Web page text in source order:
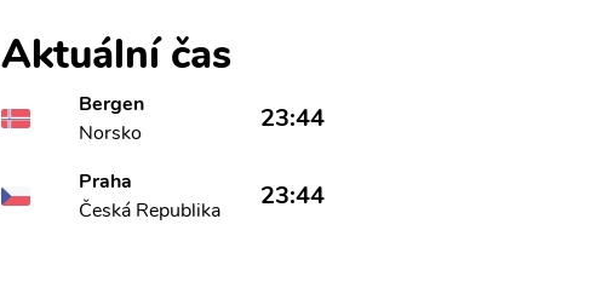
Aktuální čas
Bergen
Norsko
23:44
Praha
Česká Republika
23:44